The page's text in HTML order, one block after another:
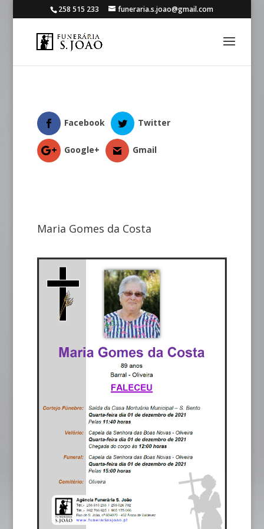
258 515 233 funeraria.s.joao@gmail.com
Facebook Twitter
Google+ Gmail
Maria Gomes da Costa